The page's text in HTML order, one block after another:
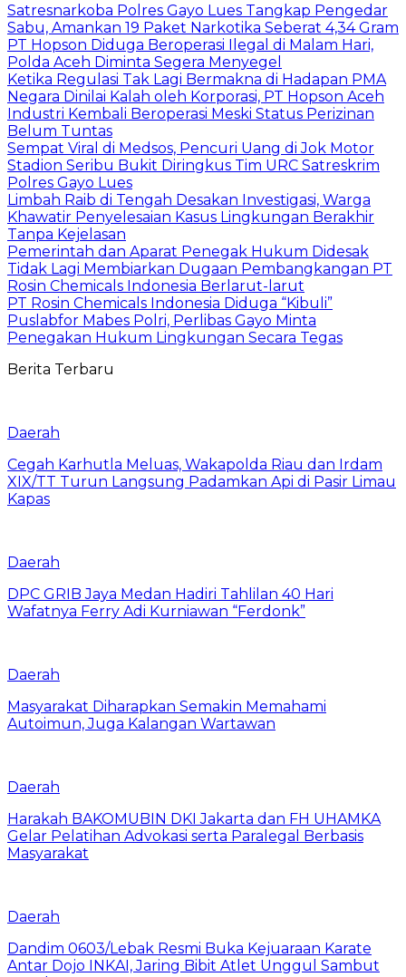
Satresnarkoba Polres Gayo Lues Tangkap Pengedar
Sabu, Amankan 19 Paket Narkotika Seberat 4,34 Gram
PT Hopson Diduga Beroperasi Ilegal di Malam Hari,
Polda Aceh Diminta Segera Menyegel
Ketika Regulasi Tak Lagi Bermakna di Hadapan PMA
Negara Dinilai Kalah oleh Korporasi, PT Hopson Aceh
Industri Kembali Beroperasi Meski Status Perizinan
Belum Tuntas
Sempat Viral di Medsos, Pencuri Uang di Jok Motor
Stadion Seribu Bukit Diringkus Tim URC Satreskrim
Polres Gayo Lues
Limbah Raib di Tengah Desakan Investigasi, Warga
Khawatir Penyelesaian Kasus Lingkungan Berakhir
Tanpa Kejelasan
Pemerintah dan Aparat Penegak Hukum Didesak
Tidak Lagi Membiarkan Dugaan Pembangkangan PT
Rosin Chemicals Indonesia Berlarut-larut
PT Rosin Chemicals Indonesia Diduga “Kibuli”
Puslabfor Mabes Polri, Perlibas Gayo Minta
Penegakan Hukum Lingkungan Secara Tegas
Berita Terbaru
Daerah
Cegah Karhutla Meluas, Wakapolda Riau dan Irdam
XIX/TT Turun Langsung Padamkan Api di Pasir Limau
Kapas
Daerah
DPC GRIB Jaya Medan Hadiri Tahlilan 40 Hari
Wafatnya Ferry Adi Kurniawan “Ferdonk”
Daerah
Masyarakat Diharapkan Semakin Memahami
Autoimun, Juga Kalangan Wartawan
Daerah
Harakah BAKOMUBIN DKI Jakarta dan FH UHAMKA
Gelar Pelatihan Advokasi serta Paralegal Berbasis
Masyarakat
Daerah
Dandim 0603/Lebak Resmi Buka Kejuaraan Karate
Antar Dojo INKAI, Jaring Bibit Atlet Unggul Sambut